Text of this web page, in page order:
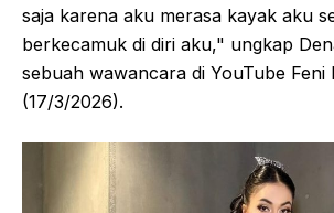
saja karena aku merasa kayak aku
berkecamuk di diri aku," ungkap
sebuah wawancara di YouTube Feni
(17/3/2026).